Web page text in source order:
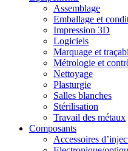
Assemblage
Emballage et
Impression 3D
Logiciels
Marquage et
Métrologie et
Nettoyage
Plasturgie
Salles blanches
Stérilisation
Travail des métaux
Composants
Accessoires